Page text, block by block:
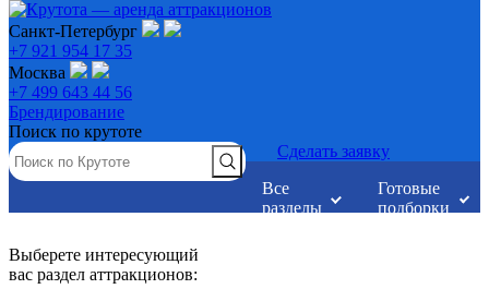
Санкт-Петербург
+7 921 954 17 35
Москва
+7 499 643 44 56
Брендирование
Поиск по крутоте
Сделать заявку
Все
разделы
Готовые
подборки
Выберете интересующий
вас раздел аттракционов: